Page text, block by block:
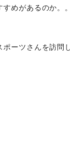
めがあるのか。。
ーツさんを訪問